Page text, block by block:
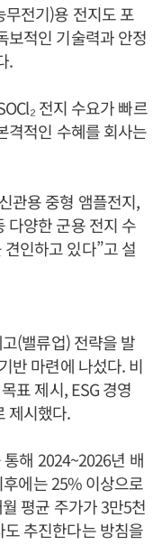
전기)용 전지도 포
보적인 기술력과 안정
.
전지 수요가 빠르
격적인 수혜를 회사는
관용 중형 앰플전지,
다양한 군용 전지 수
인하고 있다”고 설
(밸류업) 전략을 발
반 마련에 나섰다. 비
표 제시, ESG 경영
제시했다.
해 2024~2026년 배
에는 25% 이상으로
평균 주가가 3만5천
추진한다는 방침을